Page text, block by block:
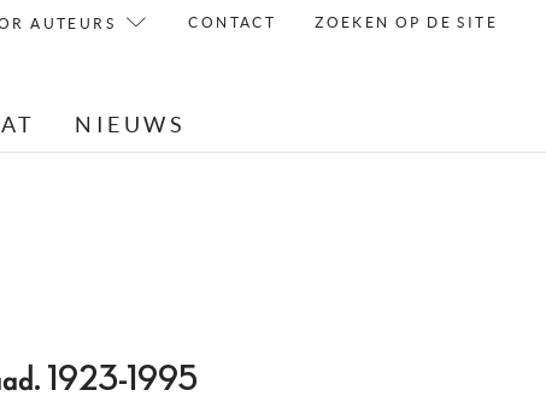
AUTEURS CONTACT ZOEKEN OP DE SITE
NIEUWS
1923-1995